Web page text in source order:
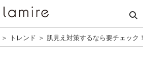
＞ トレンド ＞ 肌見え対策するなら要チェック